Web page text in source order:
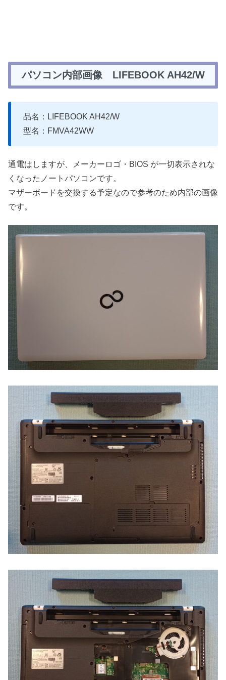
パソコン内部画像 LIFEBOOK AH42/W
品名：LIFEBOOK AH42/W
型名：FMVA42WW
通電はしますが、メーカーロゴ・BIOS が一切表示されな
くなったノートパソコンです。
マザーボードを交換する予定なので参考のため内部の画像
です。